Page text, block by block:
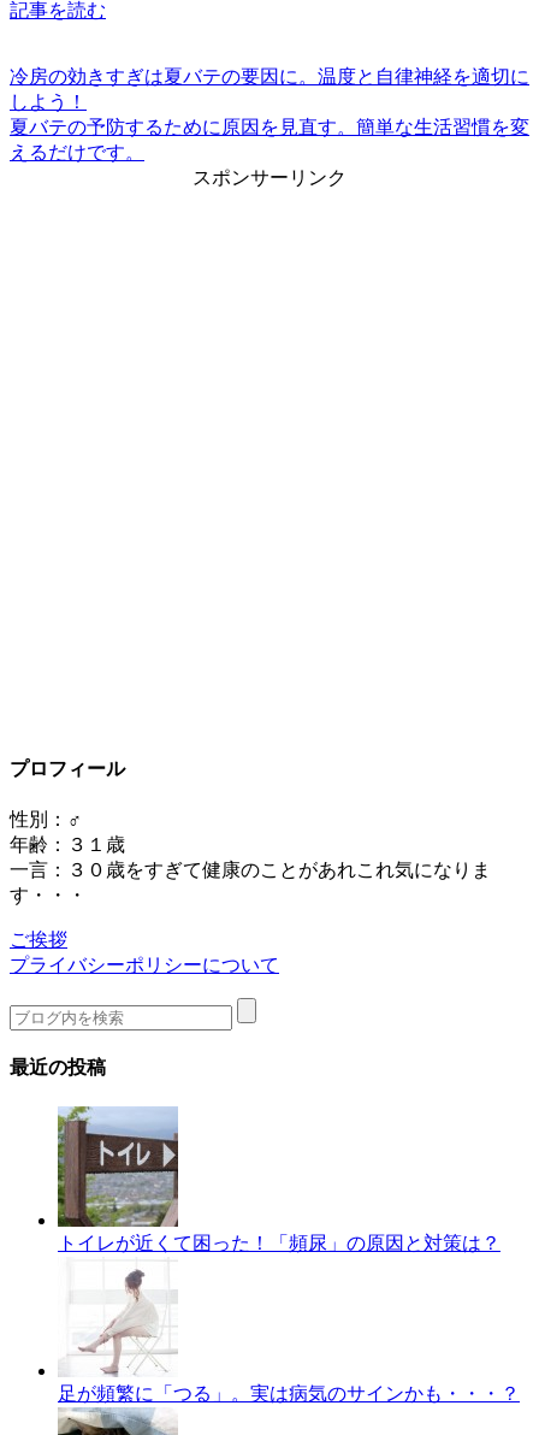
記事を読む
冷房の効きすぎは夏バテの要因に。温度と自律神経を適切に
しよう！
夏バテの予防するために原因を見直す。簡単な生活習慣を変
えるだけです。
スポンサーリンク
プロフィール
性別：♂
年齢：３１歳
一言：３０歳をすぎて健康のことがあれこれ気になりま
す・・・
ご挨拶
プライバシーポリシーについて
最近の投稿
トイレが近くて困った！「頻尿」の原因と対策は？
足が頻繁に「つる」。実は病気のサインかも・・・？